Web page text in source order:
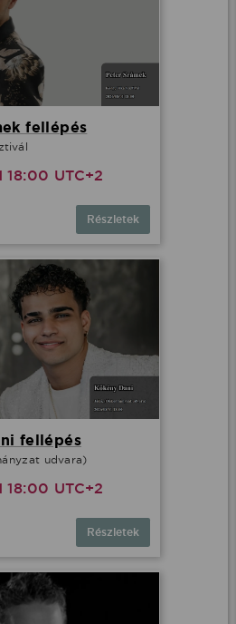
fellépés
UTC+2
Részletek
fellépés
udvara)
UTC+2
Részletek